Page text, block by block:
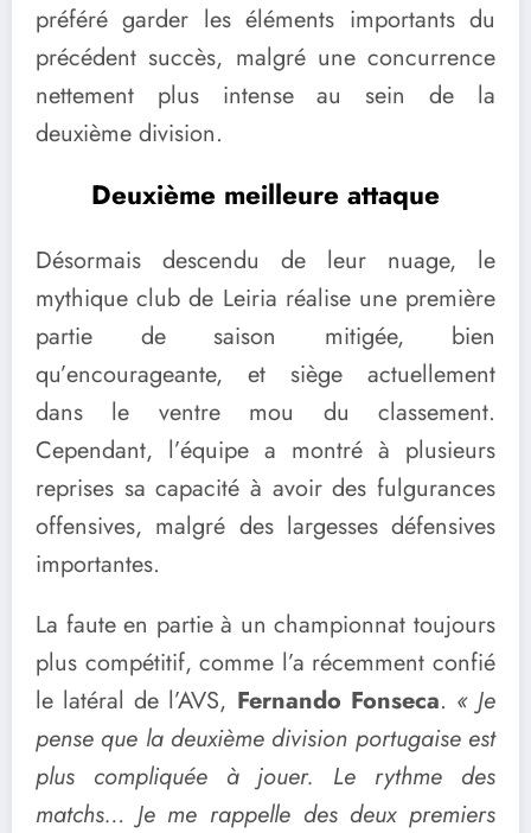
préféré garder les éléments importants du
précédent succès, malgré une concurrence
nettement plus intense au sein de la
deuxième division.
Deuxième meilleure attaque
Désormais descendu de leur nuage, le
mythique club de Leiria réalise une première
partie de saison mitigée, bien
qu’encourageante, et siège actuellement
dans le ventre mou du classement.
Cependant, l’équipe a montré à plusieurs
reprises sa capacité à avoir des fulgurances
offensives, malgré des largesses défensives
importantes.
La faute en partie à un championnat toujours
plus compétitif, comme l’a récemment confié
le latéral de l’AVS, Fernando Fonseca. « Je
pense que la deuxième division portugaise est
plus compliquée à jouer. Le rythme des
matchs… Je me rappelle des deux premiers